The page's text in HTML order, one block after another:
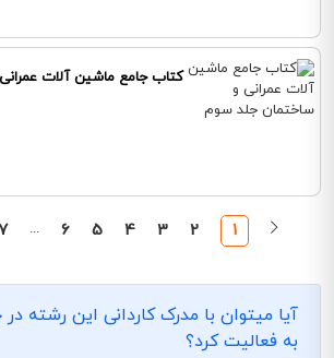
کتاب جامع ماشین آلات
1
2
3
4
5
6
...
آیا میتوان با مدرک کاردانی این رشته
به فعالیت کرد؟